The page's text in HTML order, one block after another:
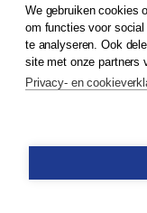
© 2026Koninklijke
Klantenservice
Service & informatie
Contact
We gebruiken cookies
om functies voor
te analyseren. Ook
site met onze partners
Privacy- en